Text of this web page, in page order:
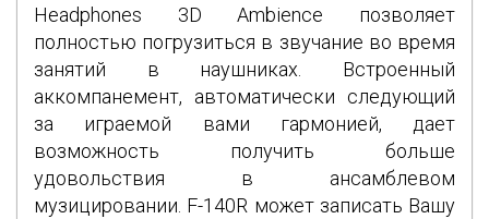
Headphones 3D Ambience позволяет
полностью погрузиться в звучание во время
занятий в наушниках. Встроенный
аккомпанемент, автоматически следующий
за играемой вами гармонией, дает
возможность получить больше
удовольствия в ансамблевом
музицировании. F-140R может записать Вашу